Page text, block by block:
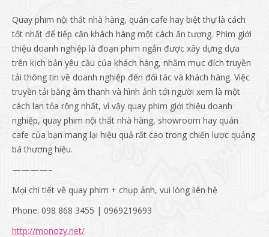
Quay phim nội thất nhà hàng, quán cafe hay biệt thự là cách
tốt nhất để tiếp cận khách hàng một cách ấn tượng. Phim giới
thiệu doanh nghiệp là đoạn phim ngắn được xây dựng dựa
trên kịch bản yêu cầu của khách hàng, nhằm mục đích truyền
tải thông tin về doanh nghiệp đến đối tác và khách hàng. Việc
truyền tải bằng âm thanh và hình ảnh tới người xem là một
cách lan tỏa rộng nhất, vì vậy quay phim giới thiệu doanh
nghiệp, quay phim nội thất nhà hàng, showroom hay quán
cafe của bạn mang lại hiệu quả rất cao trong chiến lược quảng
bá thương hiệu.
————–
Mọi chi tiết về quay phim + chụp ảnh, vui lòng liên hệ
Phone: 098 868 3455 | 0969219693
http://monozy.net/